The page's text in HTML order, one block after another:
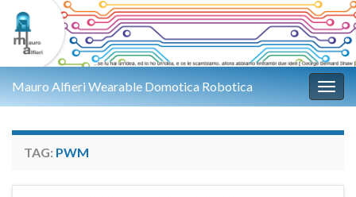
Mauro Alfieri Wearable Domotica Robotica
TAG: PWM